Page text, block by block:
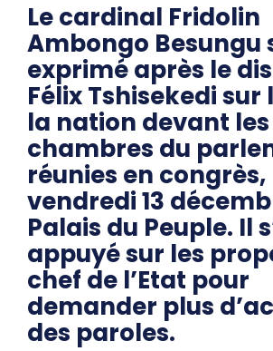
Le cardinal Fridolin
Ambongo Besungu
exprimé après le
Félix Tshisekedi sur
la nation devant
chambres du
réunies en congrès,
vendredi 13
Palais du Peuple. Il
appuyé sur les
chef de l’Etat pour
demander plus
des paroles.